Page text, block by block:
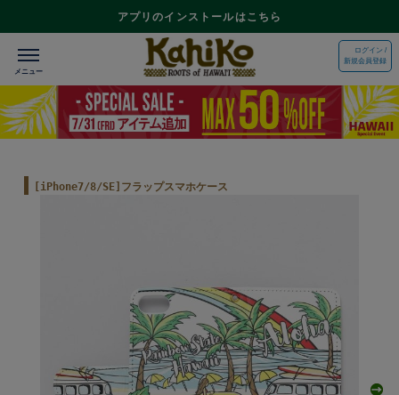
アプリのインストールはこちら
ログイン /
新規会員登録
[iPhone7/8/SE]フラップスマホケース